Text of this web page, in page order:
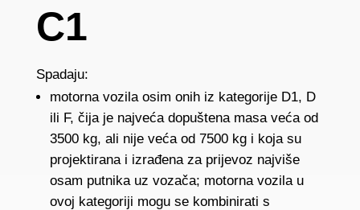
C1
Spadaju:
motorna vozila osim onih iz kategorije D1, D
ili F, čija je najveća dopuštena masa veća od
3500 kg, ali nije veća od 7500 kg i koja su
projektirana i izrađena za prijevoz najviše
osam putnika uz vozača; motorna vozila u
ovoj kategoriji mogu se kombinirati s